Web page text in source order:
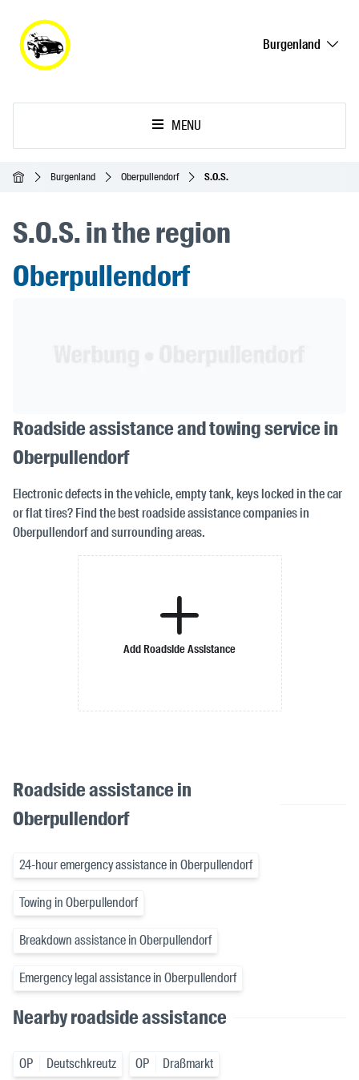
Burgenland
MENU
AccueilBurgenland Oberpullendorf S.O.S.
S.O.S. in the region
Oberpullendorf
Roadside assistance and towing service in
Oberpullendorf
Electronic defects in the vehicle, empty tank, keys locked in the car
or flat tires? Find the best roadside assistance companies in
Oberpullendorf and surrounding areas.
Add Roadside Assistance
Roadside assistance in
Oberpullendorf
24-hour emergency assistance in Oberpullendorf
Towing in Oberpullendorf
Breakdown assistance in Oberpullendorf
Emergency legal assistance in Oberpullendorf
Nearby roadside assistance
OP Deutschkreutz OP Draßmarkt